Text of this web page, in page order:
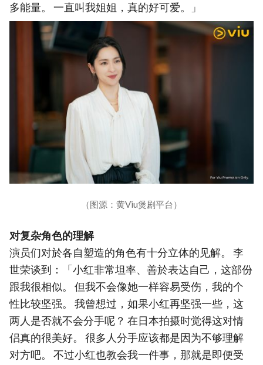
多能量。 一直叫我姐姐，真的好可爱。」
（图源：黄Viu煲剧平台）
对复杂角色的理解
演员们对於各自塑造的角色有十分立体的见解。 李
世荣谈到：「小红非常坦率、善於表达自己，这部份
跟我很相似。 但我不会像她一样容易受伤，我的个
性比较坚强。 我曾想过，如果小红再坚强一些，这
两人是否就不会分手呢？ 在日本拍摄时觉得这对情
侣真的很美好。 很多人分手应该都是因为不够理解
对方吧。 不过小红也教会我一件事，那就是即便受